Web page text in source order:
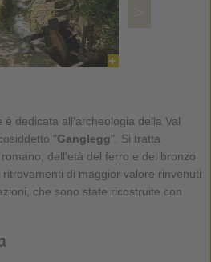
dedicata all'archeologia della Val
"Ganglegg". Si tratta
romano, dell'età del ferro e del bronzo
i ritrovamenti di maggior valore rinvenuti
che sono state ricostruite con